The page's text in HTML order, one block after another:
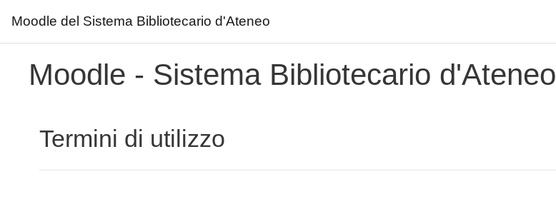
Moodle del Sistema Bibliotecario d'Ateneo
Moodle - Sistema Bibliotecario d'Ateneo
Termini di utilizzo